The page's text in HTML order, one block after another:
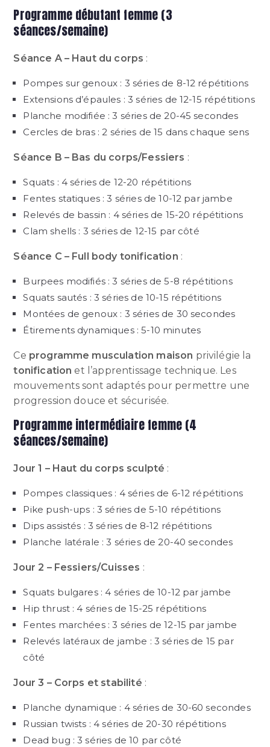
Programme débutant femme (3
séances/semaine)
Séance A – Haut du corps :
Pompes sur genoux : 3 séries de 8-12 répétitions
Extensions d’épaules : 3 séries de 12-15 répétitions
Planche modifiée : 3 séries de 20-45 secondes
Cercles de bras : 2 séries de 15 dans chaque sens
Séance B – Bas du corps/Fessiers :
Squats : 4 séries de 12-20 répétitions
Fentes statiques : 3 séries de 10-12 par jambe
Relevés de bassin : 4 séries de 15-20 répétitions
Clam shells : 3 séries de 12-15 par côté
Séance C – Full body tonification :
Burpees modifiés : 3 séries de 5-8 répétitions
Squats sautés : 3 séries de 10-15 répétitions
Montées de genoux : 3 séries de 30 secondes
Étirements dynamiques : 5-10 minutes
Ce programme musculation maison privilégie la
tonification et l’apprentissage technique. Les
mouvements sont adaptés pour permettre une
progression douce et sécurisée.
Programme intermédiaire femme (4
séances/semaine)
Jour 1 – Haut du corps sculpté :
Pompes classiques : 4 séries de 6-12 répétitions
Pike push-ups : 3 séries de 5-10 répétitions
Dips assistés : 3 séries de 8-12 répétitions
Planche latérale : 3 séries de 20-40 secondes
Jour 2 – Fessiers/Cuisses :
Squats bulgares : 4 séries de 10-12 par jambe
Hip thrust : 4 séries de 15-25 répétitions
Fentes marchées : 3 séries de 12-15 par jambe
Relevés latéraux de jambe : 3 séries de 15 par
côté
Jour 3 – Corps et stabilité :
Planche dynamique : 4 séries de 30-60 secondes
Russian twists : 4 séries de 20-30 répétitions
Dead bug : 3 séries de 10 par côté